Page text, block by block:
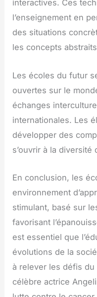
interactives. Ces
l’enseignement en
des situations
les concepts
Les écoles du futur
ouvertes sur le
échanges
internationales. Les
développer des
s’ouvrir à la
En conclusion, les
environnement
stimulant, basé sur
favorisant
est essentiel que
évolutions de la
à relever les défis du
célèbre actrice